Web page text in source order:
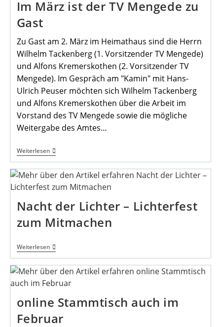
Im März ist der TV Mengede zu
Gast
Zu Gast am 2. März im Heimathaus sind die Herrn
Wilhelm Tackenberg (1. Vorsitzender TV Mengede)
und Alfons Kremerskothen (2. Vorsitzender TV
Mengede). Im Gespräch am "Kamin" mit Hans-
Ulrich Peuser möchten sich Wilhelm Tackenberg
und Alfons Kremerskothen über die Arbeit im
Vorstand des TV Mengede sowie die mögliche
Weitergabe des Amtes…
WeiterlesenIm
März
Der
Mengede
Gast
Nacht der Lichter – Lichterfest
zum Mitmachen
WeiterlesenNacht
Der
–
Lichterfest
Zum
online Stammtisch auch im
Februar